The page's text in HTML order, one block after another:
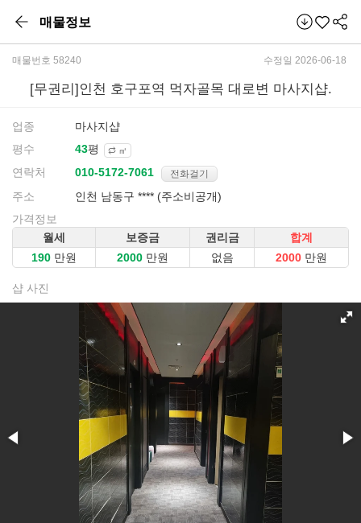
매물정보
매물번호 58240 수정일 2026-06-18
[무권리]인천 호구포역 먹자골목 대로변 마사지샵.
업종
마사지샵
평수
평 ㎡
연락처 전화걸기
주소
인천 남동구 **** (주소비공개)
가격정보
월세
보증금 권리금
합계
만원
만원 없음 만원
샵 사진